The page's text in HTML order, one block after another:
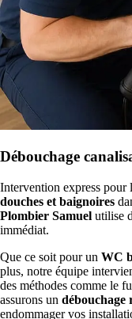
Débouchage
Intervention express pour
douches et baignoires
Plombier Samuel utilise
immédiat.
Que ce soit pour un WC
plus, notre équipe
des méthodes comme le
assurons un débouchage
endommager vos